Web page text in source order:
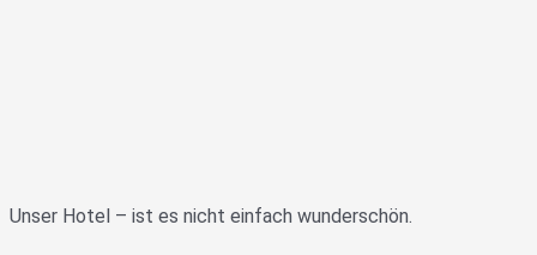
Unser Hotel – ist es nicht einfach wunderschön.